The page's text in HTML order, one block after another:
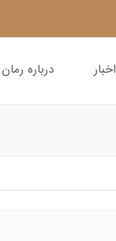
اخبار درباره رمان